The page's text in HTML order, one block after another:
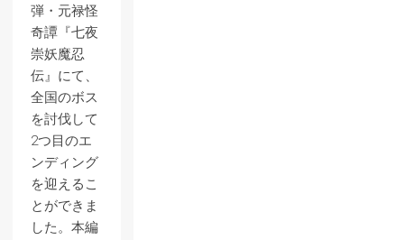
弾・元禄怪
奇譚『七夜
崇妖魔忍
伝』にて、
全国のボス
を討伐して
2つ目のエ
ンディング
を迎えるこ
とができま
した。本編